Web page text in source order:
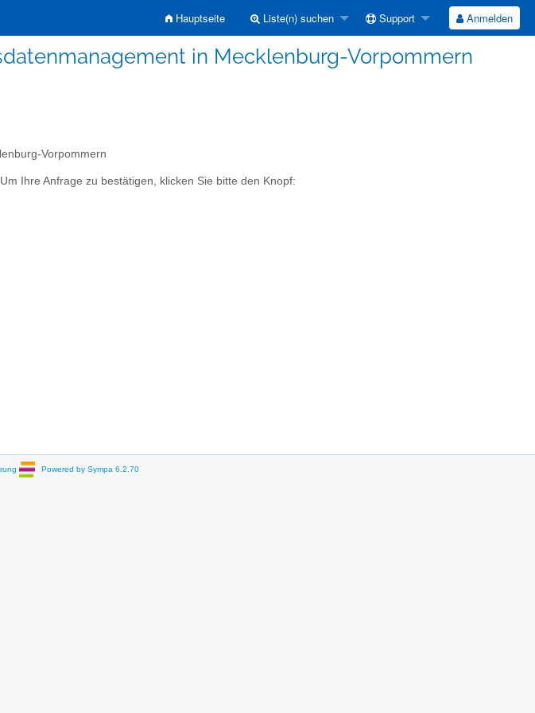
Hauptseite Liste(n) suchen Support Anmelden
in Mecklenburg-Vorpommern
Vorpommern
Ihre Anfrage zu bestätigen, klicken Sie bitte den Knopf:
Powered by Sympa 6.2.70